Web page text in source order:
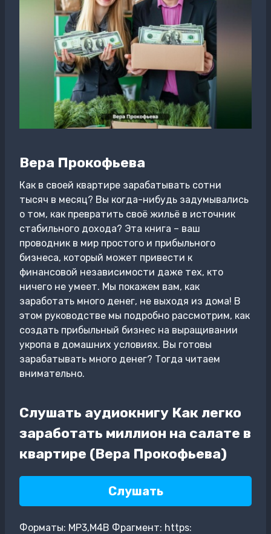
Вера Прокофьева
Как в своей квартире зарабатывать сотни
тысяч в месяц? Вы когда-нибудь задумывались
о том, как превратить своё жильё в источник
стабильного дохода? Эта книга – ваш
проводник в мир простого и прибыльного
бизнеса, который может привести к
финансовой независимости даже тех, кто
ничего не умеет. Мы покажем вам, как
заработать много денег, не выходя из дома! В
этом руководстве мы подробно рассмотрим, как
создать прибыльный бизнес на выращивании
укропа в домашних условиях. Вы готовы
зарабатывать много денег? Тогда читаем
внимательно.
Слушать аудиокнигу Как легко
заработать миллион на салате в
квартире (Вера Прокофьева)
Слушать
Форматы: MP3,M4B Фрагмент: https: